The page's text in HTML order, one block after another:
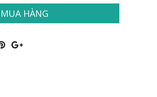
MUA HÀNG